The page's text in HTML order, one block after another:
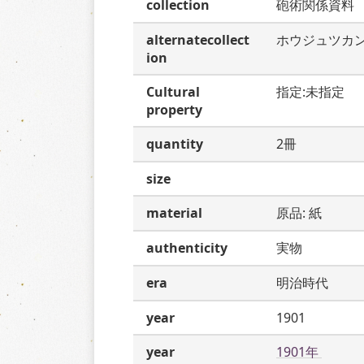
collection
砲術関係資料
alternatecollect
ion
ホウジュツカ
Cultural
property
指定:未指定
quantity
2冊
size
material
原品: 紙
authenticity
実物
era
明治時代
year
1901
year
1901年